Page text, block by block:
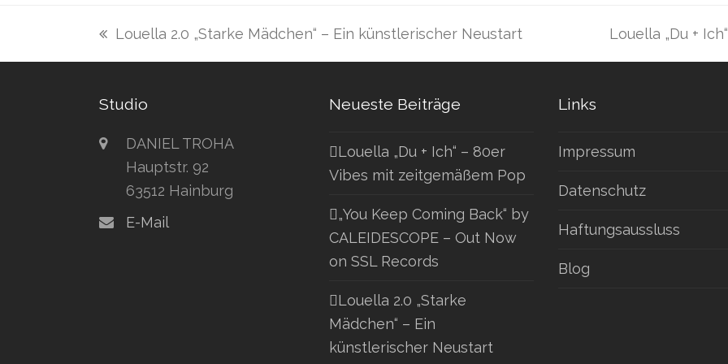
Louella 2.0 „Starke Mädchen“ – Ein künstlerischer Neustart
Nächster
Louella „Du +
Studio
DANIEL TROHA
Hauptstr. 92
63512 Hainburg
E-Mail
Neueste Beiträge
Louella „Du + Ich“ – 80er
Vibes mit zeitgemäßem Pop
„You Keep Coming Back“ by
CALEIDESCOPE – Out Now
on SSL Records
Louella 2.0 „Starke
Mädchen“ – Ein
künstlerischer Neustart
Links
Impressum
Datenschutz
Haftungsaussluss
Blog